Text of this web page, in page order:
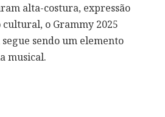
alta-costura, expressão
o Grammy 2025
sendo um elemento
musical.